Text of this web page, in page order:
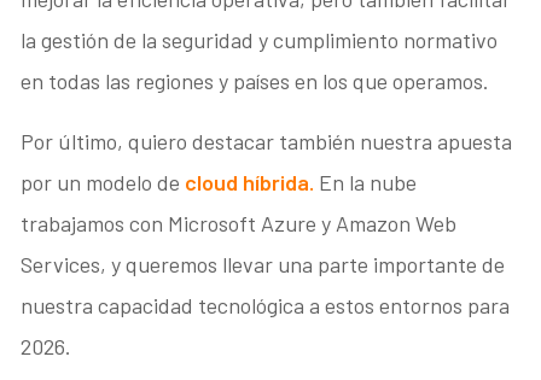
la gestión de la seguridad y cumplimiento normativo
en todas las regiones y países en los que operamos.
Por último, quiero destacar también nuestra apuesta
por un modelo de cloud híbrida. En la nube
trabajamos con Microsoft Azure y Amazon Web
Services, y queremos llevar una parte importante de
nuestra capacidad tecnológica a estos entornos para
2026.